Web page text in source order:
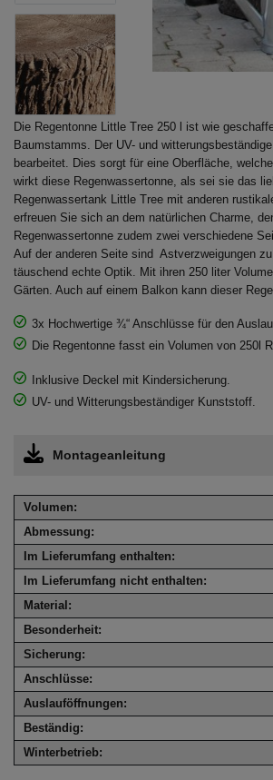
Die Regentonne Little Tree 250 l ist wie
Baumstamms. Der UV- und
bearbeitet. Dies sorgt für eine Oberfläche,
wirkt diese Regenwassertonne, als sei sie das
Regenwassertank Little Tree mit anderen
erfreuen Sie sich an dem natürlichen Charme,
Regenwassertonne zudem zwei verschiedene
Auf der anderen Seite sind Astverzweigungen
täuschend echte Optik. Mit ihren 250 liter
Gärten. Auch auf einem Balkon kann dieser
3x Hochwertige ¾“ Anschlüsse für den
Die Regentonne fasst ein Volumen von 250l
Inklusive Deckel mit Kindersicherung.
UV- und Witterungsbeständiger Kunststoff.
Montageanleitung
Volumen:
Abmessung:
Im Lieferumfang enthalten:
Im Lieferumfang nicht enthalten:
Material:
Besonderheit:
Sicherung:
Anschlüsse:
Auslauföffnungen:
Beständig:
Winterbetrieb: